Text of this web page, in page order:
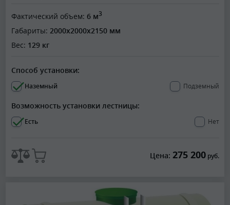
Фактический объем: 6 м3
Габариты: 2000x2000x2150 мм
Вес: 129 кг
Способ установки:
Наземный Подземный
Возможность установки лестницы:
Есть Нет
Цена: 275 200руб.